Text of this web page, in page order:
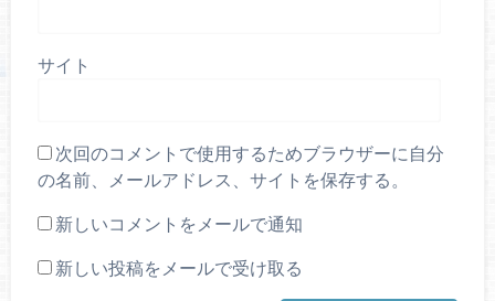
サイト
次回のコメントで使用するためブラウザーに自分
の名前、メールアドレス、サイトを保存する。
新しいコメントをメールで通知
新しい投稿をメールで受け取る